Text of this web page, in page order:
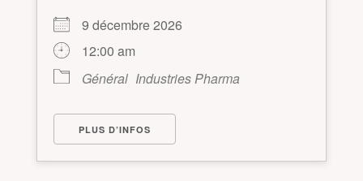
9 décembre 2026
12:00 am
Général Industries Pharma
PLUS D’INFOS